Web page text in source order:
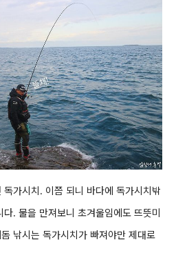
가시치. 이쯤 되니 바다에 독가시치밖
. 물을 만져보니 초겨울임에도 뜨뜻미
낚시는 독가시치가 빠져야만 제대로